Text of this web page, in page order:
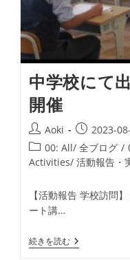
中学校にて
開催
投
稿
者:
Aoki
投
稿
公
2023-
投
稿
テ
ゴ
00: All/ 全ブログ /
Activities/ 活動報告・
【活動報告 学校訪問
ート講…
続きを読む中
学